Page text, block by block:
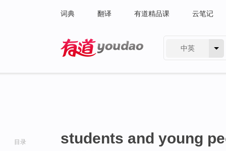
词典 翻译 有道精品课 云笔记
中英
目录 students and young